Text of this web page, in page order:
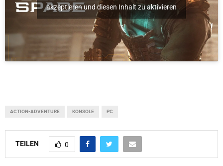
akzeptieren und diesen Inhalt zu aktivieren
ACTION-ADVENTURE KONSOLE PC
TEILEN 0